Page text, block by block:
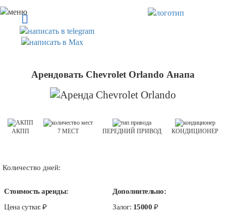
Арендовать Chevrolet Orlando Анапа
АКПП 7 МЕСТ ПЕРЕДНИЙ ПРИВОД КОНДИЦИОНЕР
Количество дней:
Стоимость аренды:
Дополнительно:
Цена сутки: ₽ Залог: 15000 ₽